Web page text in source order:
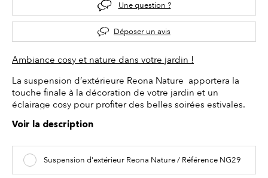
Une question ?
Déposer un avis
Ambiance cosy et nature dans votre jardin !
La suspension d’extérieure Reona Nature apportera la
touche finale à la décoration de votre jardin et un
éclairage cosy pour profiter des belles soirées estivales.
Voir la description
Suspension d'extérieur Reona Nature / Référence NG29